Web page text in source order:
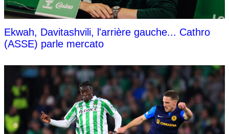
Ekwah, Davitashvili, l'arrière gauche... Cathro
(ASSE) parle mercato